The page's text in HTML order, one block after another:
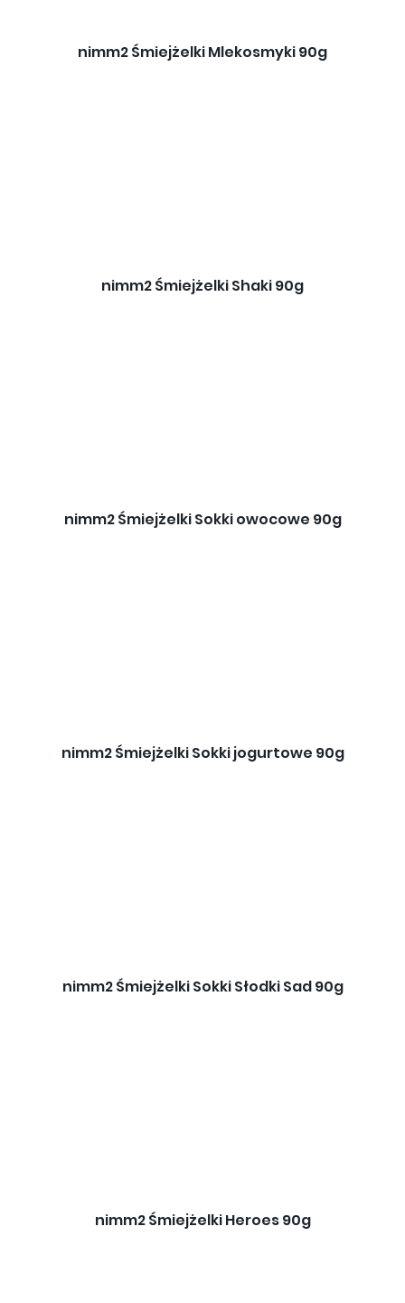
nimm2 Śmiejżelki Mlekosmyki 90g
nimm2 Śmiejżelki Shaki 90g
nimm2 Śmiejżelki Sokki owocowe 90g
nimm2 Śmiejżelki Sokki jogurtowe 90g
nimm2 Śmiejżelki Sokki Słodki Sad 90g
nimm2 Śmiejżelki Heroes 90g